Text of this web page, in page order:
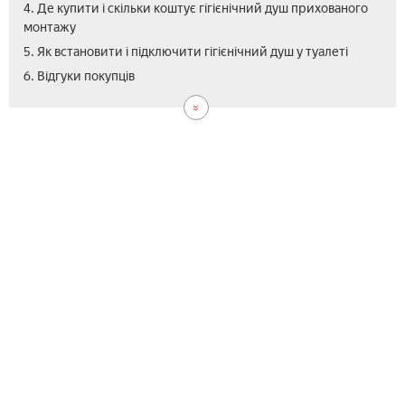
4. Де купити і скільки коштує гігієнічний душ прихованого
монтажу
5. Як встановити і підключити гігієнічний душ у туалеті
6. Відгуки покупців